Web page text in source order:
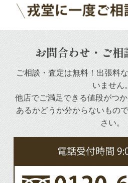
お問合わせ・ご
ご相談・査定は無料！出張料
いません。
他店でご満足できる値段がつ
あるかどうか分からないもの
さい。